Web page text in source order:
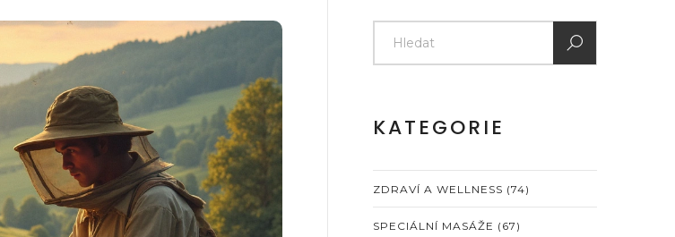
KATEGORIE
ZDRAVÍ A WELLNESS (74)
SPECIÁLNÍ MASÁŽE (67)